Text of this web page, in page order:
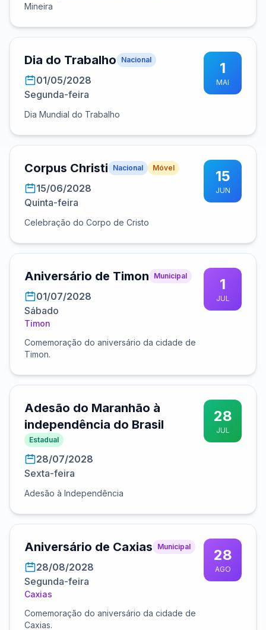
Mineira
Dia do Trabalho Nacional
01/05/2028
Segunda-feira
Dia Mundial do Trabalho
1
MAI
Corpus Christi Nacional Móvel
15/06/2028
Quinta-feira
Celebração do Corpo de Cristo
15
JUN
Aniversário de Timon Municipal
01/07/2028
Sábado
Timon
Comemoração do aniversário da cidade de
Timon.
1
JUL
Adesão do Maranhão à
independência do Brasil
Estadual
28/07/2028
Sexta-feira
Adesão à Independência
28
JUL
Aniversário de Caxias Municipal
28/08/2028
Segunda-feira
Caxias
Comemoração do aniversário da cidade de
Caxias.
28
AGO